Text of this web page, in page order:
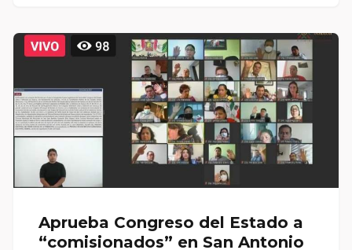
Aprueba Congreso del Estado a
“comisionados” en San Antonio